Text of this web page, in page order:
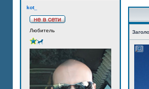
kot_
Любитель